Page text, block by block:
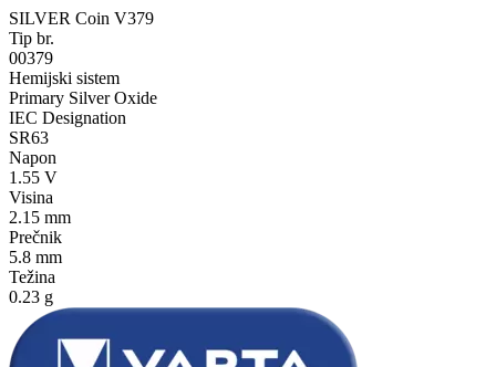
SILVER Coin V379
Tip br.
00379
Hemijski sistem
Primary Silver Oxide
IEC Designation
SR63
Napon
1.55 V
Visina
2.15 mm
Prečnik
5.8 mm
Težina
0.23 g